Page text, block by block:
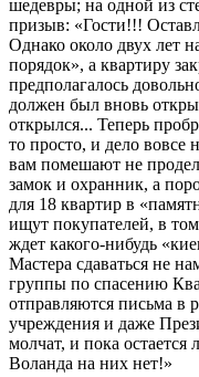
шедевры; на одной из
призыв: «Гости!!!
Однако около двух лет
порядок», а квартиру
предполагалось
должен был вновь
открылся... Теперь
то просто, и дело вовсе
вам помешают не
замок и охранник, а
для 18 квартир в
ищут покупателей, в
ждет какого-нибудь
Мастера сдаваться не
группы по спасению
отправляются письма в
учреждения и даже
молчат, и пока
Воланда на них нет!»